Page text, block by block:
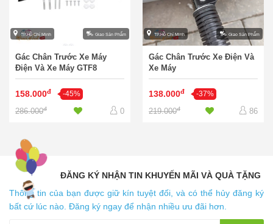
TP.Hồ Chí Minh Giao Sản Phẩm
Gác Chân Trước Xe Máy
Điện Và Xe Máy GTF8
158.000đ -45%
286.000đ 0
TP.Hồ Chí Minh Giao Sản Phẩm
Gác Chân Trước Xe Điện Và
Xe Máy
138.000đ -37%
219.000đ 86
ĐĂNG KÝ NHẬN TIN KHUYẾN MÃI VÀ QUÀ TẶNG
Thông tin của bạn được giữ kín tuyệt đối, và có thể hủy đăng ký
bất cứ lúc nào. Đăng ký ngay để nhận nhiều ưu đãi hơn.